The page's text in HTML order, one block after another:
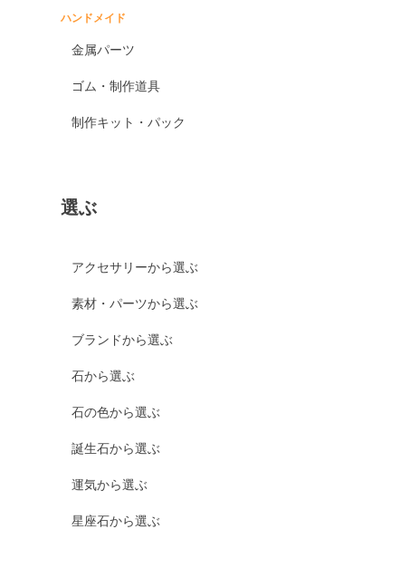
ハンドメイド
金属パーツ
ゴム・制作道具
制作キット・パック
選ぶ
アクセサリーから選ぶ
素材・パーツから選ぶ
ブランドから選ぶ
石から選ぶ
石の色から選ぶ
誕生石から選ぶ
運気から選ぶ
星座石から選ぶ